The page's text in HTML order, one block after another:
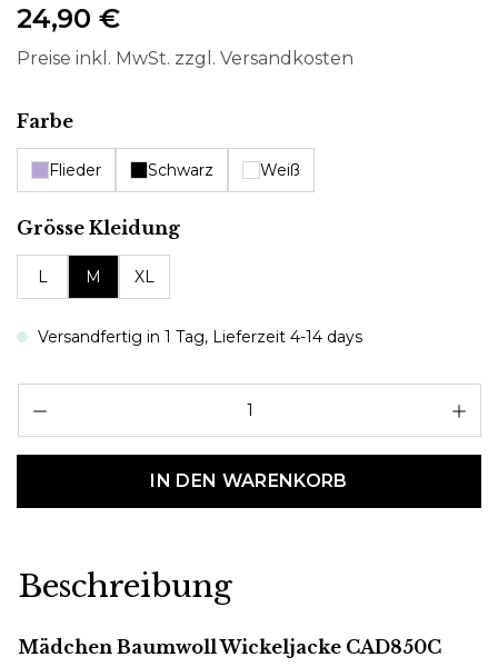
24,90 €
Preise inkl. MwSt. zzgl. Versandkosten
Farbeauswählen
Flieder Schwarz Weiß
Grösse Kleidungauswählen
L M XL
Versandfertig in 1 Tag, Lieferzeit 4-14 days
IN DEN WARENKORB
Beschreibung
Mädchen Baumwoll Wickeljacke CAD850C